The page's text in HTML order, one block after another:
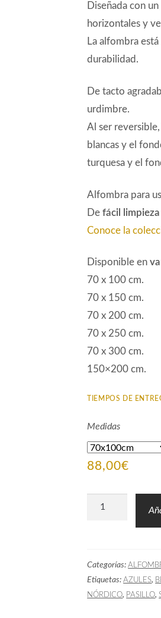
Diseñada con
horizontales y
La alfombra
durabilidad.
De tacto
urdimbre.
Al ser
blancas y el
turquesa y el
Alfombra para
De fácil
Conoce la
Disponible en
70 x 100 cm.
70 x 150 cm.
70 x 200 cm.
70 x 250 cm.
70 x 300 cm.
150×200 cm.
TIEMPOS DE
Medidas
88,00€
Alfombra
cantidad
Categorías:
Etiquetas:AZULES,
NÓRDICO, PASILLO,